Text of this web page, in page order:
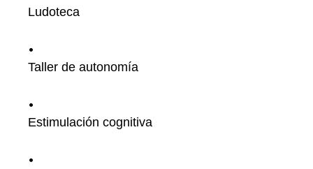
Ludoteca
Taller de autonomía
Estimulación cognitiva